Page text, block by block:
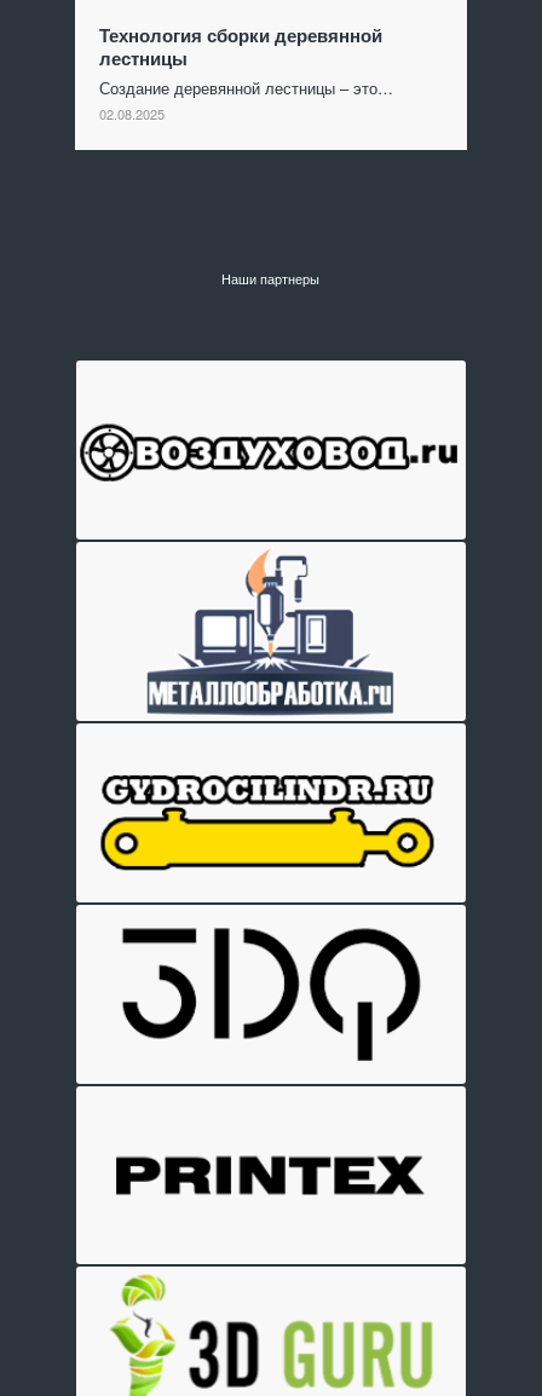
Технология сборки деревянной
лестницы
Создание деревянной лестницы – это…
02.08.2025
Наши партнеры